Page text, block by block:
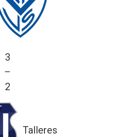
3
—
2
Talleres